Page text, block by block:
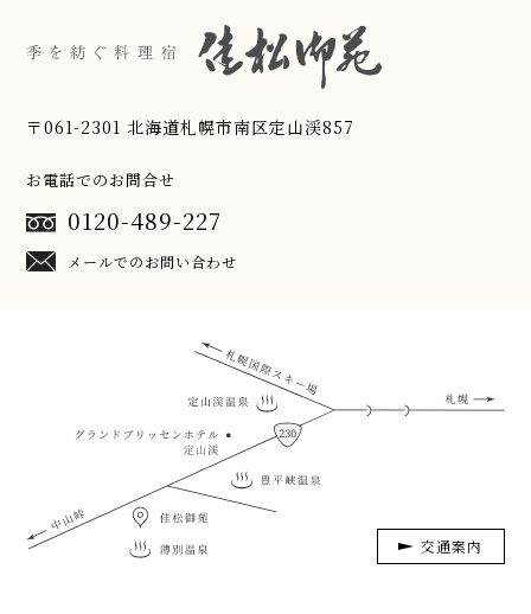
〒061-2301 北海道札幌市南区定山渓857
お電話でのお問合せ
0120-489-227
メールでのお問い合わせ
交通案内